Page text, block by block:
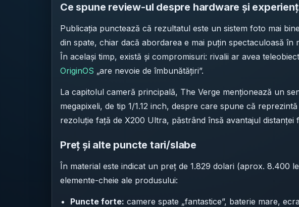
Ce spune review-ul despre hardware și
Publicația punctează că rezultatul este un sistem foto mai
din spate, chiar dacă abordarea e mai puțin spectaculoasă în
În același timp, există și compromisuri: rivalii ar avea
OriginOS „are nevoie de îmbunătățiri”.
La capitolul cameră principală, The Verge menționează un
megapixeli, de tip 1/1.12 inch, despre care spune că
rezoluție față de X200 Ultra, păstrând însă avantajul distanței
Preț și alte puncte tari/slabe
În material este indicat un preț de 1.829 dolari (aprox. 8.400
elemente-cheie ale produsului:
Puncte forte: camere spate „fantastice”, baterie mare,